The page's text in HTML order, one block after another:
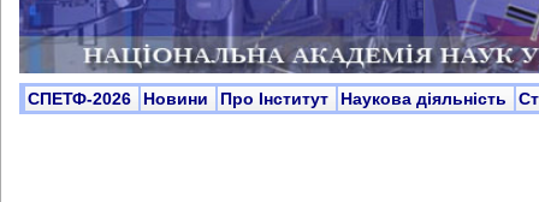
СПЕТФ-2026 Новини Про Інститут Наукова діяльність